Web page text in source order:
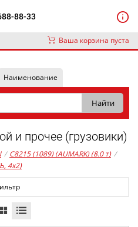
88-33
Ваша корзина пуста
Наименование
и прочее (грузовики)
/ C8215 (1089) (AUMARK) (8.0 т) /
4x2)